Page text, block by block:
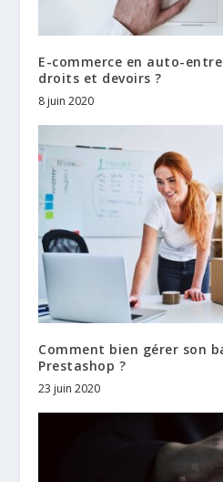
E-commerce en auto-
droits et devoirs ?
8 juin 2020
Comment bien gérer son
Prestashop ?
23 juin 2020